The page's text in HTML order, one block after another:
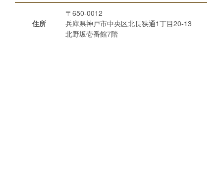
住所
〒650-0012
兵庫県神戸市中央区北長狭通1丁目20-13
北野坂壱番館7階